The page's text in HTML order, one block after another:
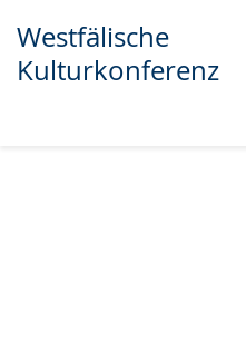
Westfälische
Kulturkonferenz